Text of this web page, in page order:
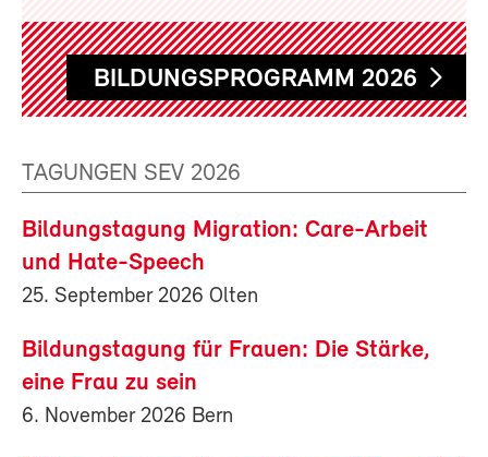
BILDUNGSPROGRAMM 2026
TAGUNGEN SEV 2026
Bildungstagung Migration: Care-Arbeit
und Hate-Speech
25. September 2026 Olten
Bildungstagung für Frauen: Die Stärke,
eine Frau zu sein
6. November 2026 Bern